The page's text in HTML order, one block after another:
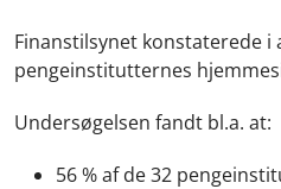
Finanstilsynet konstaterede i
pengeinstitutternes
Undersøgelsen fandt bl.a. at:
56 % af de 32